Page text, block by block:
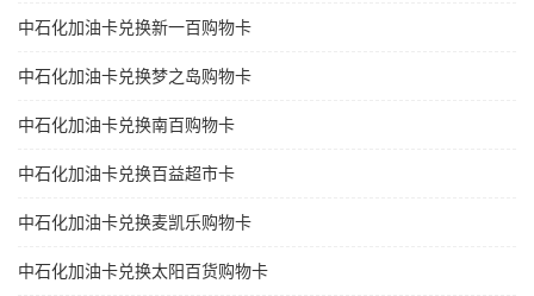
中石化加油卡兑换新一百购物卡
中石化加油卡兑换梦之岛购物卡
中石化加油卡兑换南百购物卡
中石化加油卡兑换百益超市卡
中石化加油卡兑换麦凯乐购物卡
中石化加油卡兑换太阳百货购物卡